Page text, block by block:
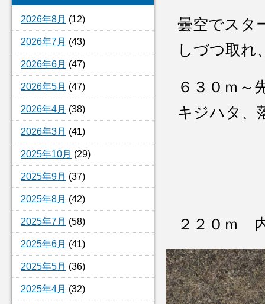
2026年8月 (12)
2026年7月 (43)
2026年6月 (47)
2026年5月 (47)
2026年4月 (38)
2026年3月 (41)
2025年10月 (29)
2025年9月 (37)
2025年8月 (42)
2025年7月 (58)
2025年6月 (41)
2025年5月 (36)
2025年4月 (32)
曇空でスタ
しづつ取れ
６３０ｍ～
キジハタ、
２２０ｍ